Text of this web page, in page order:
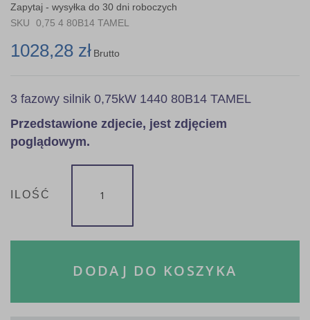
Zapytaj - wysyłka do 30 dni roboczych
SKU
0,75 4 80B14 TAMEL
1028,28 zł Brutto
3 fazowy silnik 0,75kW 1440 80B14 TAMEL
Przedstawione zdjecie, jest zdjęciem
poglądowym.
ILOŚĆ
DODAJ DO KOSZYKA